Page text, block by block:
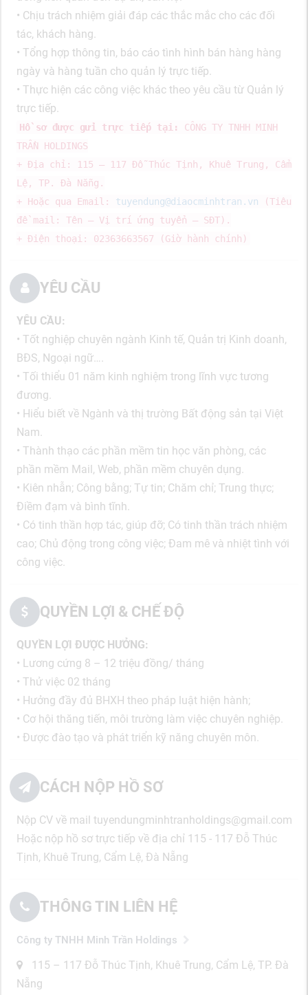
• Chịu trách nhiệm giải đáp các thắc mắc cho các đối
tác, khách hàng.
• Tổng hợp thông tin, báo cáo tình hình bán hàng hàng
ngày và hàng tuần cho quản lý trực tiếp.
• Thực hiện các công việc khác theo yêu cầu từ Quản lý
trực tiếp.
Hồ sơ được gửi trực tiếp tại:
CÔNG TY TNHH MINH
TRẦN HOLDINGS
+ Địa chỉ: 115 – 117 Đỗ Thúc Tịnh, Khuê Trung, Cẩm
Lệ, TP. Đà Nẵng.
+ Hoặc qua Email: tuyendung@diaocminhtran.vn (Tiêu
đề mail: Tên – Vị trí ứng tuyển – SĐT).
+ Điện thoại: 02363663567 (Giờ hành chính)
YÊU CẦU
YÊU CẦU:
• Tốt nghiệp chuyên ngành Kinh tế, Quản trị Kinh doanh,
BĐS, Ngoại ngữ….
• Tối thiểu 01 năm kinh nghiệm trong lĩnh vực tương
đương.
• Hiểu biết về Ngành và thị trường Bất động sản tại Việt
Nam.
• Thành thạo các phần mềm tin học văn phòng, các
phần mềm Mail, Web, phần mềm chuyên dụng.
• Kiên nhẫn; Công bằng; Tự tin; Chăm chỉ; Trung thực;
Điềm đạm và bình tĩnh.
• Có tinh thần hợp tác, giúp đỡ; Có tinh thần trách nhiệm
cao; Chủ động trong công việc; Đam mê và nhiệt tình với
công việc.
QUYỀN LỢI & CHẾ ĐỘ
QUYỀN LỢI ĐƯỢC HƯỞNG:
• Lương cứng 8 – 12 triệu đồng/ tháng
• Thử việc 02 tháng
• Hưởng đầy đủ BHXH theo pháp luật hiện hành;
• Cơ hội thăng tiến, môi trường làm việc chuyên nghiệp.
• Được đào tạo và phát triển kỹ năng chuyên môn.
CÁCH NỘP HỒ SƠ
Nộp CV về mail tuyendungminhtranholdings@gmail.com
Hoặc nộp hồ sơ trực tiếp về địa chỉ 115 - 117 Đỗ Thúc
Tịnh, Khuê Trung, Cẩm Lệ, Đà Nẵng
THÔNG TIN LIÊN HỆ
Công ty TNHH Minh Trần Holdings
115 – 117 Đỗ Thúc Tịnh, Khuê Trung, Cẩm Lệ, TP. Đà
Nẵng